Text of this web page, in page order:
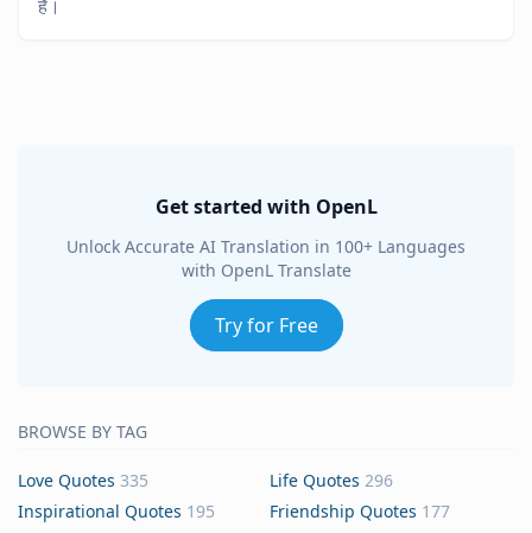
है।
Get started with OpenL
Unlock Accurate AI Translation in 100+ Languages
with OpenL Translate
Try for Free
BROWSE BY TAG
Love Quotes 335 Life Quotes 296
Inspirational Quotes 195 Friendship Quotes 177